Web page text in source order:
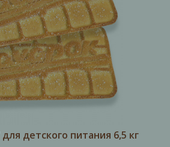
детского питания 6,5 кг